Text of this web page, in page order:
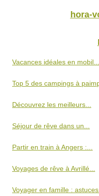
hora-
Vacances idéales en mobil...
Top 5 des campings à
Découvrez les meilleurs...
Séjour de rêve dans un...
Partir en train à Angers :...
Voyages de rêve à Avrillé...
Voyager en famille :